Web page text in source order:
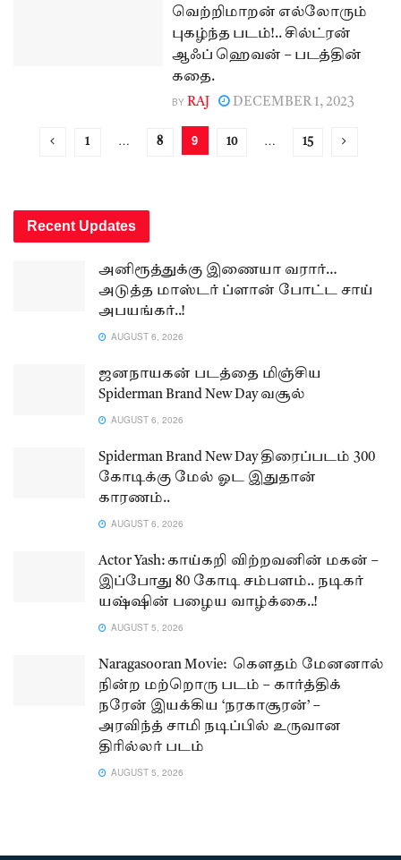
வெற்றிமாறன் எல்லோரும்
புகழ்ந்த படம்!.. சில்ட்ரன்
ஆஃப் ஹெவன் – படத்தின்
கதை.
BY RAJ DECEMBER 1, 2023
1 … 8 9 10 … 15
Recent Updates
அனிரூத்துக்கு இணையா வரார்…
அடுத்த மாஸ்டர் ப்ளான் போட்ட சாய்
அபயங்கர்..!
AUGUST 6, 2026
ஜனநாயகன் படத்தை மிஞ்சிய
Spiderman Brand New Day வசூல்
AUGUST 6, 2026
Spiderman Brand New Day திரைப்படம் 300
கோடிக்கு மேல் ஓட இதுதான்
காரணம்..
AUGUST 6, 2026
Actor Yash: காய்கறி விற்றவனின் மகன் –
இப்போது 80 கோடி சம்பளம்.. நடிகர்
யஷ்ஷின் பழைய வாழ்க்கை..!
AUGUST 5, 2026
Naragasooran Movie: கௌதம் மேனனால்
நின்ற மற்றொரு படம் – கார்த்திக்
நரேன் இயக்கிய ‘நரகாசூரன்’ –
அரவிந்த் சாமி நடிப்பில் உருவான
திரில்லர் படம்
AUGUST 5, 2026